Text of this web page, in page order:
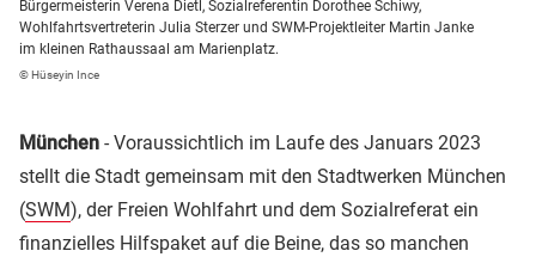
Bürgermeisterin Verena Dietl, Sozialreferentin Dorothee Schiwy,
Wohlfahrtsvertreterin Julia Sterzer und SWM-Projektleiter Martin Janke
im kleinen Rathaussaal am Marienplatz.
© Hüseyin Ince
München - Voraussichtlich im Laufe des Januars 2023
stellt die Stadt gemeinsam mit den Stadtwerken München
(SWM), der Freien Wohlfahrt und dem Sozialreferat ein
finanzielles Hilfspaket auf die Beine, das so manchen